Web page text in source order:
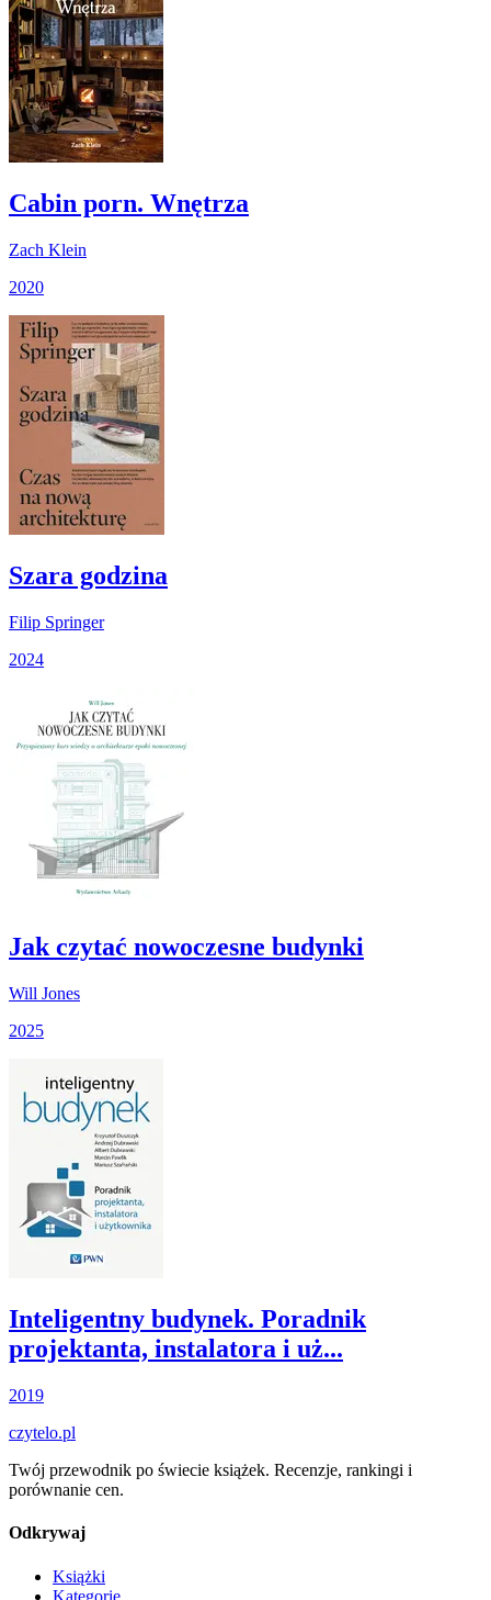
Cabin porn. Wnętrza
Zach Klein
2020
Szara godzina
Filip Springer
2024
Jak czytać nowoczesne budynki
Will Jones
2025
Inteligentny budynek. Poradnik
projektanta, instalatora i uż...
2019
czytelo.pl
Twój przewodnik po świecie książek. Recenzje, rankingi i
porównanie cen.
Odkrywaj
Książki
Kategorie